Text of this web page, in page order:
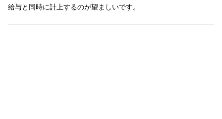
給与と同時に計上するのが望ましいです。